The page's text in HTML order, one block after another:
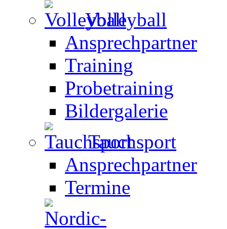
Volleyball
Ansprechpartner
Training
Probetraining
Bildergalerie
Tauchsport
Ansprechpartner
Termine